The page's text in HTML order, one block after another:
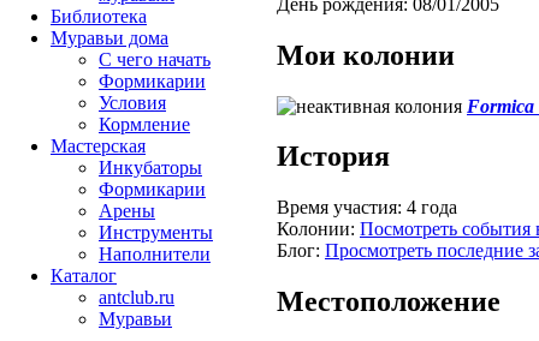
Мои колонии
История
Время участия: 4 года
Колонии: Посмотреть события
Блог: Просмотреть последние
Местоположение
Библиотека
Муравьи дома
С чего начать
Формикарии
Условия
Кормление
Мастерская
Инкубаторы
Формикарии
Арены
Инструменты
Наполнители
Каталог
antclub.ru
Муравьи